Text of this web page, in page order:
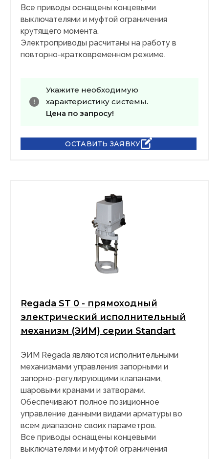
Все приводы оснащены концевыми
выключателями и муфтой ограничения
крутящего момента.
Электроприводы расчитаны на работу в
повторно-кратковременном режиме.
Укажите необходимую
характеристику системы.
Цена по запросу!
ОСТАВИТЬ ЗАЯВКУ
Regada ST 0 - прямоходный
электрический исполнительный
механизм (ЭИМ) серии Standart
ЭИМ Regada являются исполнительными
механизмами управления запорными и
запорно-регулирующими клапанами,
шаровыми кранами и затворами.
Обеспечивают полное позиционное
управление данными видами арматуры во
всем диапазоне своих параметров.
Все приводы оснащены концевыми
выключателями и муфтой ограничения